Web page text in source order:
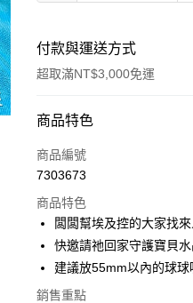
付款與運送方式
超取滿NT$3,000免運
付款方式
信用卡一次付款
LINE Pay
Apple Pay
商品特色
商品編號
7303673
商品特色
闆闆幫埃及控的大家找
快邀請祂回家守護寶貝
建議放55mm以內的球球
銷售重點